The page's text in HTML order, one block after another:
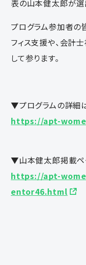
表の山本健太郎が選
プログラム参加者の
フィス支援や、会計
して参ります。
▼プログラムの詳細
https://apt-
▼山本健太郎掲載
https://apt-
entor46.html